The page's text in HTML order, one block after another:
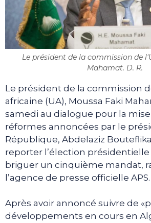
Le président de la commission de
Mahamat. D. R.
Le président de la commission
africaine (UA), Moussa Faki
samedi au dialogue pour la
réformes annoncées par le
République, Abdelaziz
reporter l’élection présidentielle
briguer un cinquième mandat,
l’agence de presse officielle APS.
Après avoir annoncé suivre de
développements en cours en